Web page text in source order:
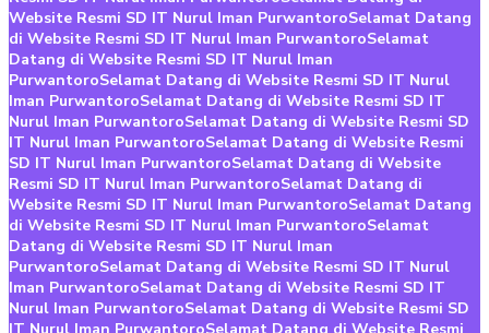
Website Resmi SD IT Nurul Iman PurwantoroSelamat Datang
di Website Resmi SD IT Nurul Iman PurwantoroSelamat
Datang di Website Resmi SD IT Nurul Iman
PurwantoroSelamat Datang di Website Resmi SD IT Nurul
Iman PurwantoroSelamat Datang di Website Resmi SD IT
Nurul Iman PurwantoroSelamat Datang di Website Resmi SD
IT Nurul Iman PurwantoroSelamat Datang di Website Resmi
SD IT Nurul Iman PurwantoroSelamat Datang di Website
Resmi SD IT Nurul Iman PurwantoroSelamat Datang di
Website Resmi SD IT Nurul Iman PurwantoroSelamat Datang
di Website Resmi SD IT Nurul Iman PurwantoroSelamat
Datang di Website Resmi SD IT Nurul Iman
PurwantoroSelamat Datang di Website Resmi SD IT Nurul
Iman PurwantoroSelamat Datang di Website Resmi SD IT
Nurul Iman PurwantoroSelamat Datang di Website Resmi SD